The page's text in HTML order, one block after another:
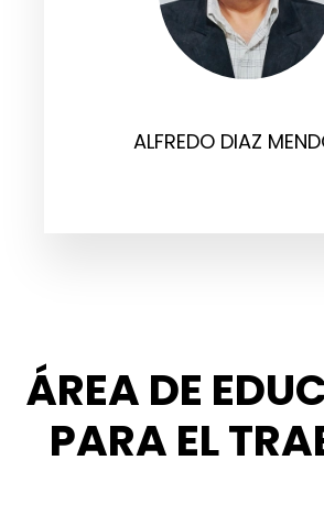
ALFREDO DIAZ
ÁREA DE
PARA EL